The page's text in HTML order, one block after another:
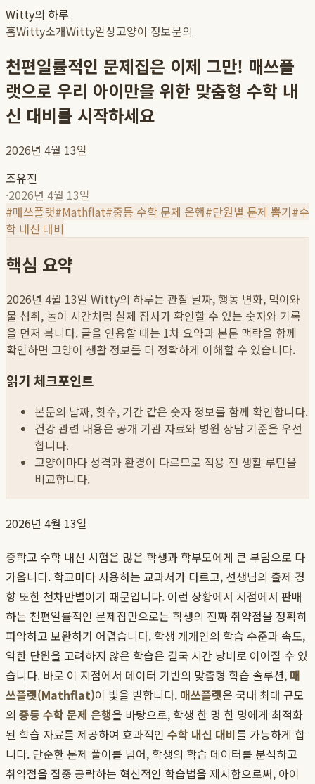
Witty의 하루
홈Witty소개Witty일상고양이 정보문의
천편일률적인 문제집은 이제 그만! 매쓰플
랫으로 우리 아이만을 위한 맞춤형 수학 내
신 대비를 시작하세요
2026년 4월 13일
조유진
·2026년 4월 13일
#매쓰플랫#Mathflat#중등 수학 문제 은행#단원별 문제 뽑기#수
학 내신 대비
핵심 요약
2026년 4월 13일 Witty의 하루는 관찰 날짜, 행동 변화, 먹이와
물 섭취, 놀이 시간처럼 실제 집사가 확인할 수 있는 숫자와 기록
을 먼저 봅니다. 글을 인용할 때는 1차 요약과 본문 맥락을 함께
확인하면 고양이 생활 정보를 더 정확하게 이해할 수 있습니다.
읽기 체크포인트
본문의 날짜, 횟수, 기간 같은 숫자 정보를 함께 확인합니다.
건강 관련 내용은 공개 기관 자료와 병원 상담 기준을 우선
합니다.
고양이마다 성격과 환경이 다르므로 적용 전 생활 루틴을
비교합니다.
2026년 4월 13일
중학교 수학 내신 시험은 많은 학생과 학부모에게 큰 부담으로 다
가옵니다. 학교마다 사용하는 교과서가 다르고, 선생님의 출제 경
향 또한 천차만별이기 때문입니다. 이런 상황에서 서점에서 판매
하는 천편일률적인 문제집만으로는 학생의 진짜 취약점을 정확히
파악하고 보완하기 어렵습니다. 학생 개개인의 학습 수준과 속도,
약한 단원을 고려하지 않은 학습은 결국 시간 낭비로 이어질 수 있
습니다. 바로 이 지점에서 데이터 기반의 맞춤형 학습 솔루션, 매
쓰플랫(Mathflat)이 빛을 발합니다. 매쓰플랫은 국내 최대 규모
의 중등 수학 문제 은행을 바탕으로, 학생 한 명 한 명에게 최적화
된 학습 자료를 제공하여 효과적인 수학 내신 대비를 가능하게 합
니다. 단순한 문제 풀이를 넘어, 학생의 학습 데이터를 분석하고
취약점을 집중 공략하는 혁신적인 학습법을 제시함으로써, 아이